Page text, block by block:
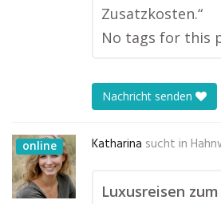
Zusatzkosten.“
No tags for this
Nachricht senden
online Katharina sucht in
Luxusreisen